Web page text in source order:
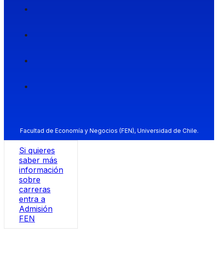
Facultad de Economía y Negocios (FEN), Universidad de Chile.
Si quieres
saber más
información
sobre
carreras
entra a
Admisión
FEN